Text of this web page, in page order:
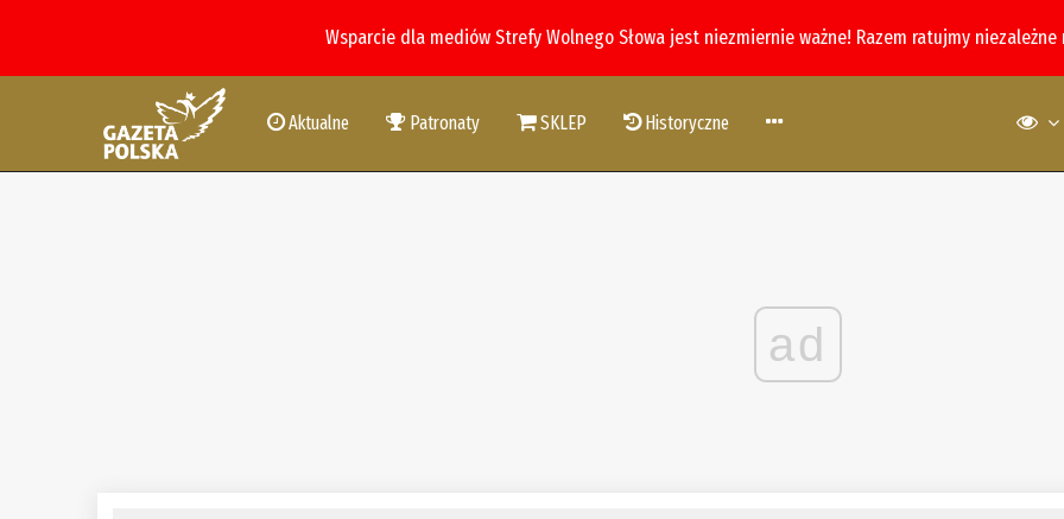
Wsparcie dla mediów Strefy Wolnego Słowa jest niezmiernie ważne! Razem ratujmy
Aktualne Patronaty SKLEP Historyczne
ad